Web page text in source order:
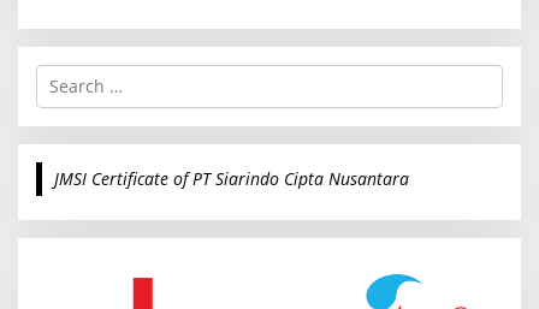
S
r
c
o
JMSI Certificate of PT Siarindo Cipta Nusantara